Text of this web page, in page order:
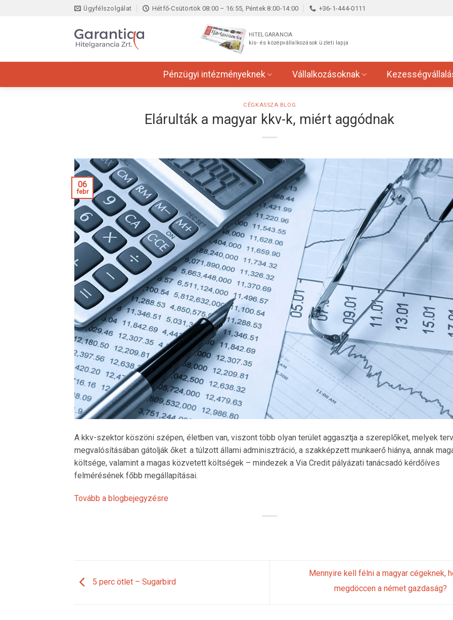
Ügyfélszolgálat Hétfő-Csütörtök 08:00 – 16:55, Péntek 8:00-14:00 +36-1-444-0111
HITELGARANCIA
kis- és középvállalkozások üzleti lapja
Pénzügyi intézményeknek Vállalkozásoknak
CÉGKASSZA BLOG
Elárulták a magyar kkv-k, miért aggódnak
06
febr
A kkv-szektor köszöni szépen, életben van, viszont több olyan terület aggasztja a szereplőket, melyek
megvalósításában gátolják őket: a túlzott állami adminisztráció, a szakképzett munkaerő hiánya, annak
költsége, valamint a magas közvetett költségek – mindezek a Via Credit pályázati tanácsadó kérdőíves
felmérésének főbb megállapításai.
Tovább a blogbejegyzésre
5 perc ötlet – Sugarbird
Mennyire kell félni a magyar cégeknek,
megdöccen a német gazdaság?